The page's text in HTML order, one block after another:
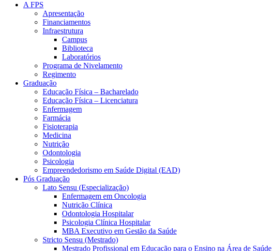
A FPS
Apresentação
Financiamentos
Infraestrutura
Campus
Biblioteca
Laboratórios
Programa de Nivelamento
Regimento
Graduação
Educação Física – Bacharelado
Educação Física – Licenciatura
Enfermagem
Farmácia
Fisioterapia
Medicina
Nutrição
Odontologia
Psicologia
Empreendedorismo em Saúde Digital (EAD)
Pós Graduação
Lato Sensu (Especialização)
Enfermagem em Oncologia
Nutrição Clínica
Odontologia Hospitalar
Psicologia Clínica Hospitalar
MBA Executivo em Gestão da Saúde
Stricto Sensu (Mestrado)
Mestrado Profissional em Educação para o Ensino na Área de Saúde